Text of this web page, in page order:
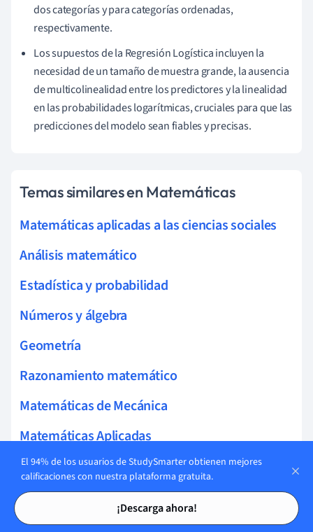
Tarjetas de estudio
Tarjetas de estudio
dos categorías y para categorías ordenadas,
respectivamente.
Los supuestos de la Regresión Logística incluyen la
necesidad de un tamaño de muestra grande, la ausencia
de multicolinealidad entre los predictores y la linealidad
en las probabilidades logarítmicas, cruciales para que las
predicciones del modelo sean fiables y precisas.
Temas similares en Matemáticas
Matemáticas aplicadas a las ciencias sociales
Análisis matemático
Estadística y probabilidad
Números y álgebra
Geometría
Razonamiento matemático
Matemáticas de Mecánica
Matemáticas Aplicadas
Física Teórica y Matemática
Matemáticas Discretas
Estadísticas
El 94% de los usuarios de StudySmarter obtienen mejores
calificaciones con nuestra plataforma gratuita.
¡Descarga ahora!